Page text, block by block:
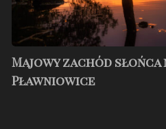
Majowy zachód słońca
Pławniowice